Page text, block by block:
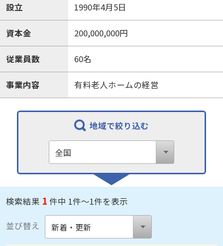
設立 1990年4月5日
資本金 200,000,000円
従業員数 60名
事業内容 有料老人ホームの経営
地域で絞り込む
検索結果 1 件中 1件～1件を表示
並び替え